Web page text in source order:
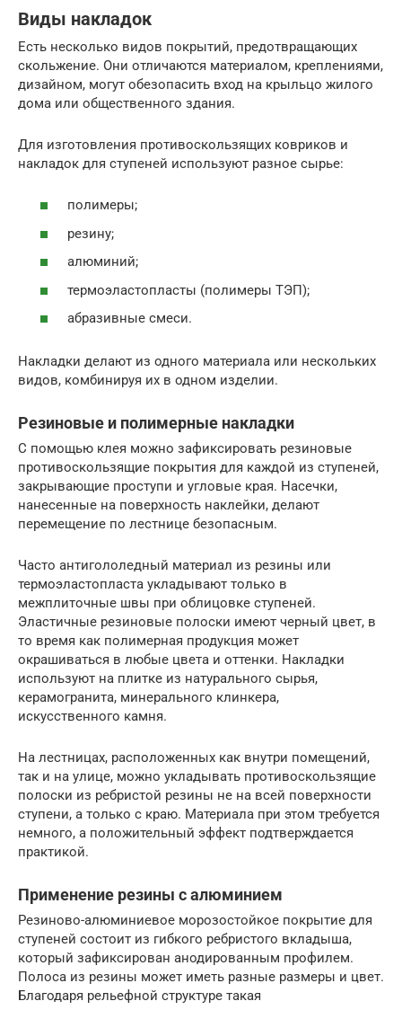
Виды накладок
Есть несколько видов покрытий, предотвращающих
скольжение. Они отличаются материалом, креплениями,
дизайном, могут обезопасить вход на крыльцо жилого
дома или общественного здания.
Для изготовления противоскользящих ковриков и
накладок для ступеней используют разное сырье:
полимеры;
резину;
алюминий;
термоэластопласты (полимеры ТЭП);
абразивные смеси.
Накладки делают из одного материала или нескольких
видов, комбинируя их в одном изделии.
Резиновые и полимерные накладки
С помощью клея можно зафиксировать резиновые
противоскользящие покрытия для каждой из ступеней,
закрывающие проступи и угловые края. Насечки,
нанесенные на поверхность наклейки, делают
перемещение по лестнице безопасным.
Часто антигололедный материал из резины или
термоэластопласта укладывают только в
межплиточные швы при облицовке ступеней.
Эластичные резиновые полоски имеют черный цвет, в
то время как полимерная продукция может
окрашиваться в любые цвета и оттенки. Накладки
используют на плитке из натурального сырья,
керамогранита, минерального клинкера,
искусственного камня.
На лестницах, расположенных как внутри помещений,
так и на улице, можно укладывать противоскользящие
полоски из ребристой резины не на всей поверхности
ступени, а только с краю. Материала при этом требуется
немного, а положительный эффект подтверждается
практикой.
Применение резины с алюминием
Резиново-алюминиевое морозостойкое покрытие для
ступеней состоит из гибкого ребристого вкладыша,
который зафиксирован анодированным профилем.
Полоса из резины может иметь разные размеры и цвет.
Благодаря рельефной структуре такая